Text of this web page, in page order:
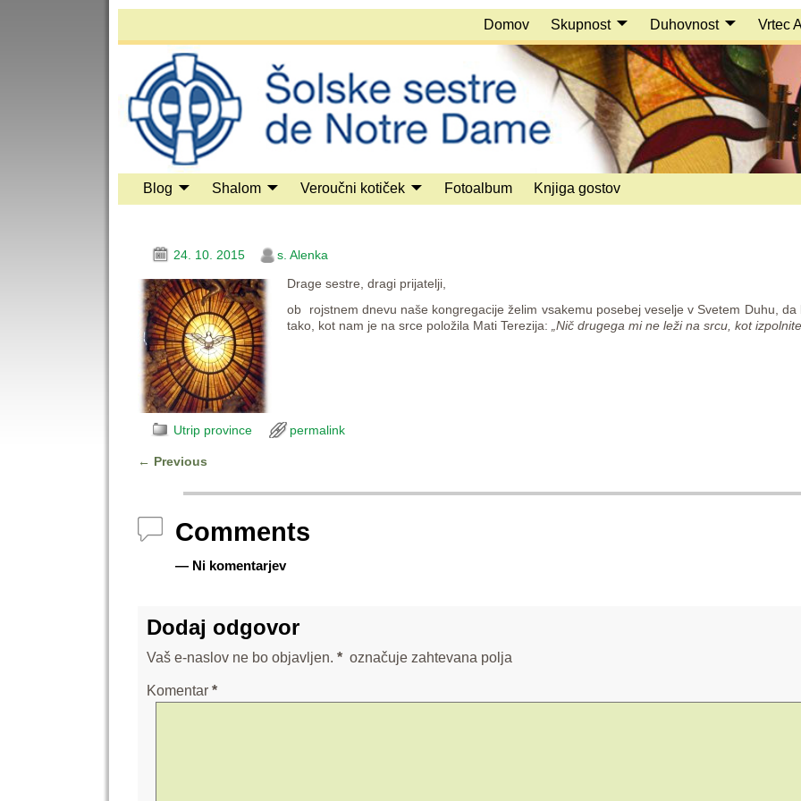
Domov Skupnost Duhovnost Vrtec
Blog Shalom Veroučni kotiček Fotoalbum Knjiga gostov
24. 10. 2015
s. Alenka
Drage sestre, dragi prijatelji,
ob rojstnem dnevu naše kongregacije želim vsakemu posebej veselje v Svetem Duhu,
tako, kot nam je na srce položila Mati Terezija:
„Nič drugega mi ne leži na srcu, kot
Utrip province permalink
← Previous
Comments
— Ni komentarjev
Dodaj odgovor
Vaš e-naslov ne bo objavljen. * označuje zahtevana polja
Komentar *